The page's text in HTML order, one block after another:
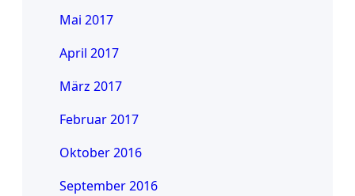
Mai 2017
April 2017
März 2017
Februar 2017
Oktober 2016
September 2016